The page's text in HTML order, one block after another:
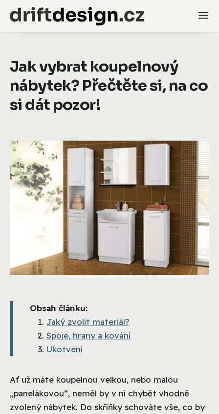
Jak vybrat koupelnový
nábytek? Přečtěte si, na co
si dát pozor!
Obsah článku:
Jaký zvolit materiál?
Spoje, hrany a kování
Ukotvení
Ať už máte koupelnou velkou, nebo malou
„panelákovou“, neměl by v ní chybět vhodně
zvolený nábytek. Do skříňky schováte vše, co by